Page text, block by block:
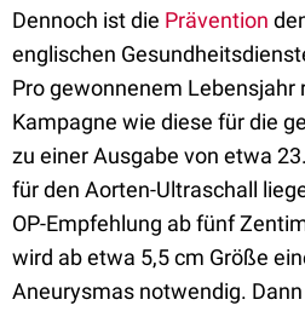
Dennoch ist die Prävention
englischen
Pro gewonnenem Lebensjahr
Kampagne wie diese für die
zu einer Ausgabe von etwa
für den Aorten-Ultraschall
OP-Empfehlung ab fünf
wird ab etwa 5,5 cm Größe
Aneurysmas notwendig.